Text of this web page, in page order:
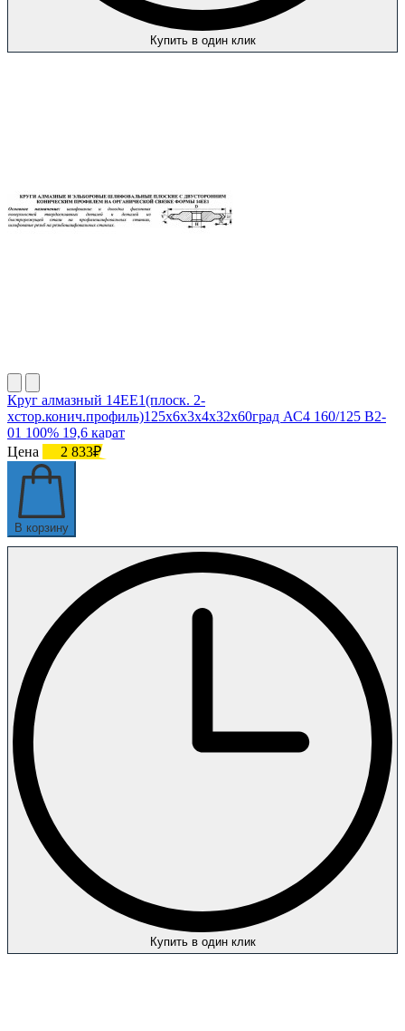
Купить в один клик
Круг алмазный 14ЕЕ1(плоск. 2-
хстор.конич.профиль)125х6х3х4х32х60град АС4 160/125 В2-
01 100% 19,6 карат
Цена
2 833₽
В корзину
Купить в один клик